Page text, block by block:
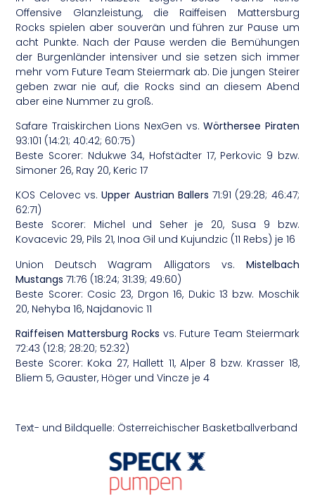
Offensive Glanzleistung, die Raiffeisen Mattersburg
Rocks spielen aber souverän und führen zur Pause um
acht Punkte. Nach der Pause werden die Bemühungen
der Burgenländer intensiver und sie setzen sich immer
mehr vom Future Team Steiermark ab. Die jungen Steirer
geben zwar nie auf, die Rocks sind an diesem Abend
aber eine Nummer zu groß.
Safare Traiskirchen Lions NexGen vs.Wörthersee Piraten
93:101 (14:21; 40:42; 60:75)
Beste Scorer: Ndukwe 34, Hofstädter 17, Perkovic 9 bzw.
Simoner 26, Ray 20, Keric 17
KOS Celovec vs.Upper Austrian Ballers 71:91 (29:28; 46:47;
62:71)
Beste Scorer: Michel und Seher je 20, Susa 9 bzw.
Kovacevic 29, Pils 21, Inoa Gil und Kujundzic (11 Rebs) je 16
Union Deutsch Wagram Alligators vs. Mistelbach
Mustangs 71:76 (18:24; 31:39; 49:60)
Beste Scorer: Cosic 23, Drgon 16, Dukic 13 bzw. Moschik
20, Nehyba 16, Najdanovic 11
Raiffeisen Mattersburg Rocks vs. Future Team Steiermark
72:43 (12:8; 28:20; 52:32)
Beste Scorer: Koka 27, Hallett 11, Alper 8 bzw. Krasser 18,
Bliem 5, Gauster, Höger und Vincze je 4
Text- und Bildquelle: Österreichischer Basketballverband